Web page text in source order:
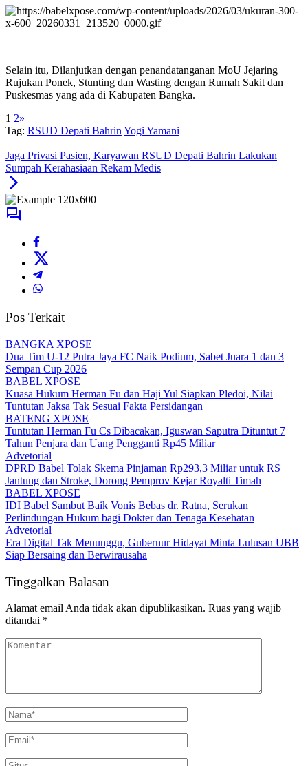
Selain itu, Dilanjutkan dengan penandatanganan MoU Jejaring
Rujukan Ponek, Stunting dan Wasting dengan Rumah Sakit dan
Puskesmas yang ada di Kabupaten Bangka.
1 2»
Tag: RSUD Depati Bahrin Yogi Yamani
Jaga Privasi Pasien, Karyawan RSUD Depati Bahrin Lakukan
Sumpah Kerahasiaan Rekam Medis
Pos Terkait
BANGKA XPOSE
Dua Tim U-12 Putra Jaya FC Naik Podium, Sabet Juara 1 dan 3
Sempan Cup 2026
BABEL XPOSE
Kuasa Hukum Herman Fu dan Haji Yul Siapkan Pledoi, Nilai
Tuntutan Jaksa Tak Sesuai Fakta Persidangan
BATENG XPOSE
Tuntutan Herman Fu Cs Dibacakan, Iguswan Saputra Dituntut 7
Tahun Penjara dan Uang Pengganti Rp45 Miliar
Advetorial
DPRD Babel Tolak Skema Pinjaman Rp293,3 Miliar untuk RS
Jantung dan Stroke, Dorong Pemprov Kejar Royalti Timah
BABEL XPOSE
IDI Babel Sambut Baik Vonis Bebas dr. Ratna, Serukan
Perlindungan Hukum bagi Dokter dan Tenaga Kesehatan
Advetorial
Era Digital Tak Menunggu, Gubernur Hidayat Minta Lulusan UBB
Siap Bersaing dan Berwirausaha
Tinggalkan Balasan
Alamat email Anda tidak akan dipublikasikan. Ruas yang wajib
ditandai *